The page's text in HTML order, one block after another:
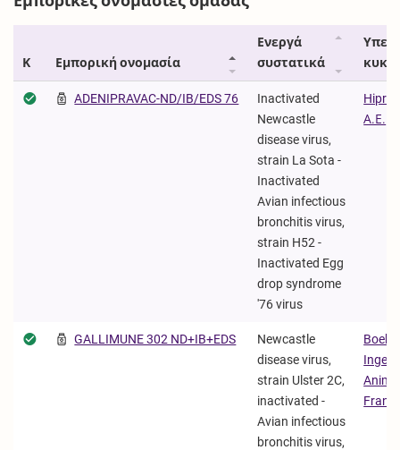
Κ Εμπορική ονομασία
Ενεργά
συστατικά
ADENIPRAVAC-ND/IB/EDS 76
Inactivated
Newcastle
disease virus,
strain La Sota -
Inactivated
Avian infectious
bronchitis virus,
strain H52 -
Inactivated Egg
drop syndrome
'76 virus
Hipra
Α.Ε.
GALLIMUNE 302 ND+IB+EDS
Newcastle
disease virus,
strain Ulster 2C,
inactivated -
Avian infectious
bronchitis virus,